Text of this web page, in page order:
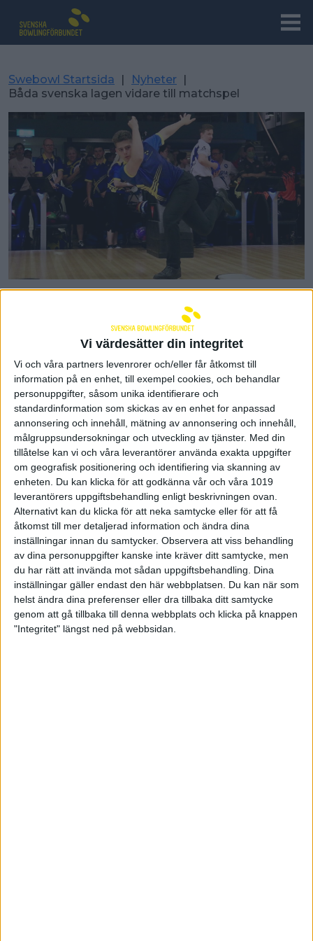
Vi värdesätter din integritet
Vi och våra partners levenrorer och/eller får åtkomst till
information på en enhet, till exempel cookies, och behandlar
personuppgifter, såsom unika identifierare och
standardinformation som skickas av en enhet for anpassad
annonsering och innehåll, mätning av annonsering och innehåll,
målgruppsundersokningar och utveckling av tjänster. Med din
tillåtelse kan vi och våra leverantörer använda exakta uppgifter
om geografisk positionering och identifiering via skanning av
enheten. Du kan klicka för att godkänna vår och våra 1019
leverantörers uppgiftsbehandling enligt beskrivningen ovan.
Alternativt kan du klicka för att neka samtycke eller för att få
åtkomst till mer detaljerad information och ändra dina
inställningar innan du samtycker. Observera att viss behandling
av dina personuppgifter kanske inte kräver ditt samtycke, men
du har rätt att invända mot sådan uppgiftsbehandling. Dina
inställningar gäller endast den här webbplatsen. Du kan när som
helst ändra dina preferenser eller dra tillbaka ditt samtycke
genom att gå tillbaka till denna webbplats och klicka på knappen
"Integritet" längst ned på webbsidan.
Swebowl Startsida | Nyheter |
Båda svenska lagen vidare till matchspel
Båda svenska lagen vidare
till matchspel
mixed. Matchspelet spelas just nu.
Lag 2 med Carl Eklund, Robin Ilhammar, Emma
Halttunen och Nora Johansson vann kvalet på 2251
poäng.
Lag 1 med Ottilia Gunnarsson, Hanna Engberg,
William Berggren och Oliver Dahlgren blir 11:a på
2075 poäng.
Lag 2 är i grupp A och lag 1 är i grupp B.
Livestream
Linus Wirén 28 juni 2022 21:21
Sponsorer och samarbetspartners